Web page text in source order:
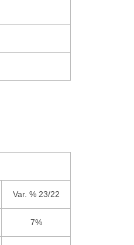
Var. % 23/22
7%